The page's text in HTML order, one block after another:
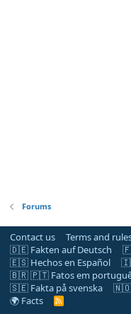
Forums
Contact us Terms and
🇩🇪 Fakten auf Deutsch
🇪🇸 Hechos en Español
🇧🇷 🇵🇹 Fatos em
🇸🇪 Fakta på svenska
🇳🇴
🌍 Facts
R